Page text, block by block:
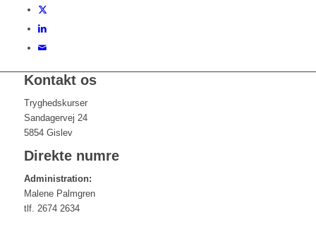
Kontakt os
Tryghedskurser
Sandagervej 24
5854 Gislev
Direkte numre
Administration:
Malene Palmgren
tlf. 2674 2634